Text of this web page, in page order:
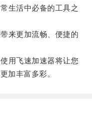
生活中必备的工具之
来更加流畅、便捷的
用飞速加速器将让您
加丰富多彩。